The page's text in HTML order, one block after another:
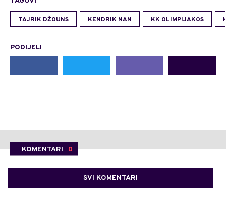
TAJRIK DŽOUNS KENDRIK NAN KK OLIMPIJAKOS
PODIJELI
KOMENTARI 0
SVI KOMENTARI